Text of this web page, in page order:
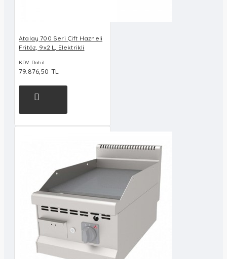
Atalay 700 Seri Çift Hazneli
Fritöz, 9x2 L, Elektrikli
KDV Dahil
79.876,50 TL